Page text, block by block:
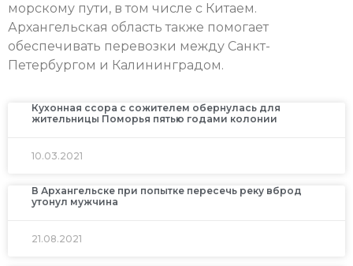
морскому пути, в том числе с Китаем.
Архангельская область также помогает
обеспечивать перевозки между Санкт-
Петербургом и Калининградом.
Кухонная ссора с сожителем обернулась для
жительницы Поморья пятью годами колонии
10.03.2021
В Архангельске при попытке пересечь реку вброд
утонул мужчина
21.08.2021